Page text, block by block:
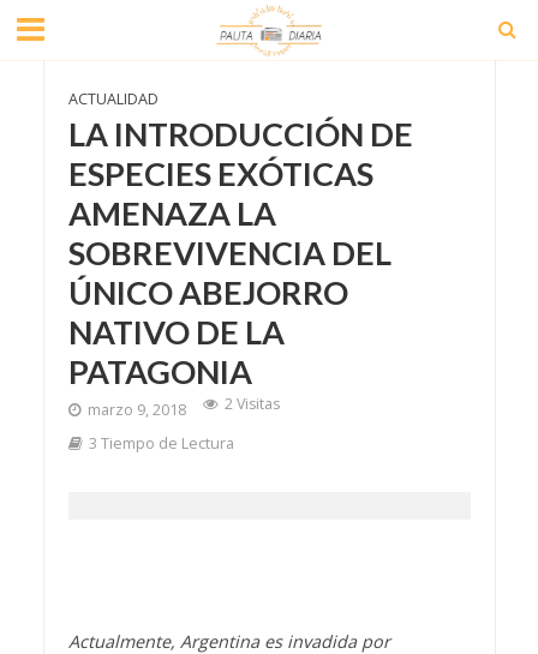
ACTUALIDAD
LA INTRODUCCIÓN DE
ESPECIES EXÓTICAS
AMENAZA LA
SOBREVIVENCIA DEL
ÚNICO ABEJORRO
NATIVO DE LA
PATAGONIA
marzo 9, 2018
2 Visitas
3 Tiempo de Lectura
Actualmente, Argentina es invadida por